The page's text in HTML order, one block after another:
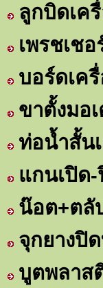
ลูกบิดเค
เพรชเชอ
บอร์ดเค
ขาตั้งมอ
ท่อน้ำสั้น
แกนเปิด
น๊อต+ตลั
จุกยางปิ
บูตพลาส